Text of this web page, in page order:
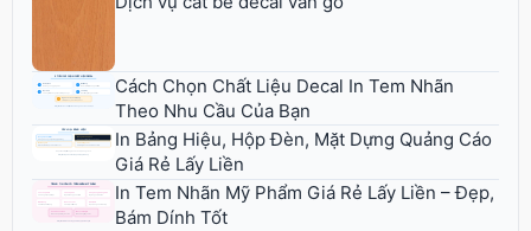
Cách Chọn Chất Liệu Decal In Tem Nhãn
Theo Nhu Cầu Của Bạn
In Bảng Hiệu, Hộp Đèn, Mặt Dựng Quảng Cáo
Giá Rẻ Lấy Liền
In Tem Nhãn Mỹ Phẩm Giá Rẻ Lấy Liền – Đẹp,
Bám Dính Tốt